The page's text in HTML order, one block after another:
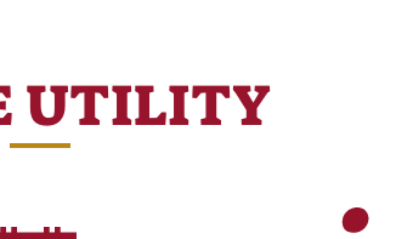
UTILITY